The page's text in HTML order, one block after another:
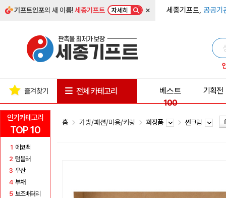
기프트인포의 새 이름!세종기프트 자세히 × 세종기프트, 공공기
인기카테고리
TOP 10
1 에코백
2 텀블러
3 우산
4 부채
5 보조배터리
즐겨찾기 전체 카테고리
베스트
100
기획전
홈 가방/패션/미용/키링 화장품 썬크림